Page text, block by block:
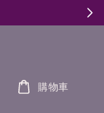
購物車